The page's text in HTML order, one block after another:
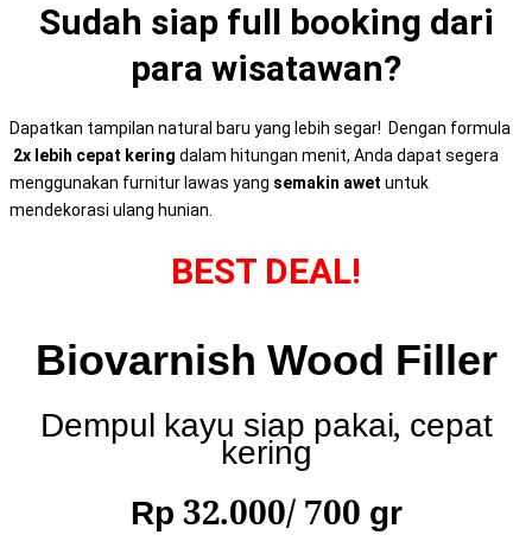
Sudah siap full booking dari
para wisatawan?
Dapatkan tampilan natural baru yang lebih segar! Dengan formula
2x lebih cepat kering dalam hitungan menit, Anda dapat segera
menggunakan furnitur lawas yang semakin awet untuk
mendekorasi ulang hunian.
BEST DEAL!
Biovarnish Wood Filler
Dempul kayu siap pakai, cepat
kering
Rp 32.000/ 700 gr